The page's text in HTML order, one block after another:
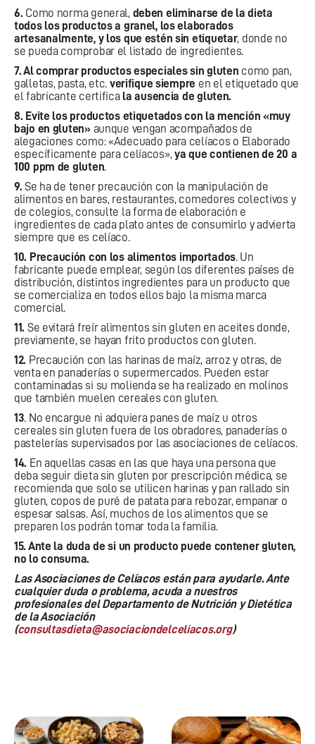
6. Como norma general, deben eliminarse de la dieta
todos los productos a granel, los elaborados
artesanalmente, y los que estén sin etiquetar, donde no
se pueda comprobar el listado de ingredientes.
7. Al comprar productos especiales sin gluten como pan,
galletas, pasta, etc. verifique siempre en el etiquetado que
el fabricante certificala ausencia de gluten.
8. Evite los productos etiquetados con la mención «muy
bajo en gluten»aunque vengan acompañados de
alegaciones como: «Adecuado para celíacos o Elaborado
específicamente para celíacos»,ya que contienen de 20 a
100 ppm de gluten.
9. Se ha de tener precaución con la manipulación de
alimentos en bares, restaurantes, comedores colectivos y
de colegios, consulte la forma de elaboración e
ingredientes de cada plato antes de consumirlo y advierta
siempre que es celíaco.
10. Precaución con los alimentos importados. Un
fabricante puede emplear, según los diferentes países de
distribución, distintos ingredientes para un producto que
se comercializa en todos ellos bajo la misma marca
comercial.
11. Se evitará freír alimentos sin gluten en aceites donde,
previamente, se hayan frito productos con gluten.
12. Precaución con las harinas de maíz, arroz y otras, de
venta en panaderías o supermercados. Pueden estar
contaminadas si su molienda se ha realizado en molinos
que también muelen cereales con gluten.
13. No encargue ni adquiera panes de maíz u otros
cereales sin gluten fuera de los obradores, panaderías o
pastelerías supervisados por las asociaciones de celíacos.
14. En aquellas casas en las que haya una persona que
deba seguir dieta sin gluten por prescripción médica, se
recomienda que solo se utilicen harinas y pan rallado sin
gluten, copos de puré de patata para rebozar, empanar o
espesar salsas. Así, muchos de los alimentos que se
preparen los podrán tomar toda la familia.
15. Ante la duda de si un producto puede contener gluten,
no lo consuma.
Las Asociaciones de Celíacos están para ayudarle. Ante
cualquier duda o problema, acuda a nuestros
profesionales del Departamento de Nutrición y Dietética
de la Asociación
(consultasdieta@asociaciondelceliacos.org)